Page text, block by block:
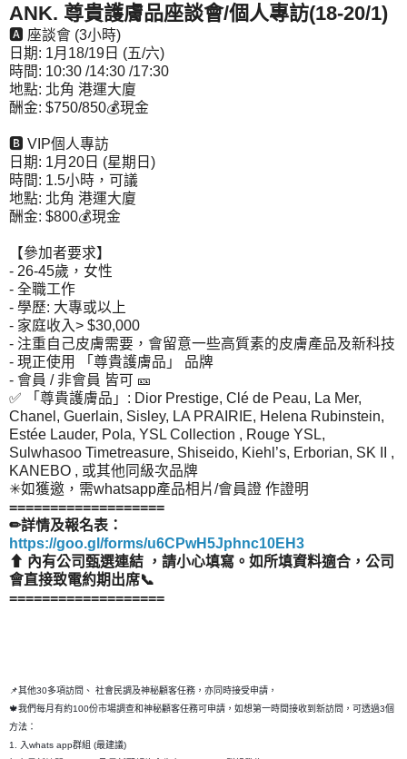
ANK. 尊貴護膚品座談會/個人專訪(18-20/1)
🅰 座談會​ (3小時)
日期: 1月18/19日 (五/六)
時間: 10:30 /14:30 /17:30
地點: 北角 港運大廈
酬金: $750/850💰現金
🅱 VIP個人專訪
日期: 1月20日 (星期日)
時間: 1.5小時，可議
地點: 北角 港運大廈
酬金: $800💰現金
【參加者要求】
- 26-45歲，女性
- 全職工作
- 學歷: 大專或以上
- 家庭收入> $30,000
- 注重自己皮膚需要，會留意一些高質素的皮膚產品及新科技
- 現正使用 「尊貴護膚品」 品牌
- 會員 / 非會員 皆可 🎫
✅ 「尊貴護膚品」: Dior Prestige, Clé de Peau, La Mer,
Chanel, Guerlain, Sisley, LA PRAIRIE, Helena Rubinstein,
Estée Lauder, Pola, YSL Collection , Rouge YSL,
Sulwhasoo Timetreasure, Shiseido, Kiehl’s, Erborian, SK II ,
KANEBO , 或其他同級次品牌
✳如獲邀，需whatsapp產品相片/會員證 作證明
===================
✏詳情及報名表：
https://goo.gl/forms/u6CPwH5Jphnc10EH3
⬆ 內有公司甄選連結 ，請小心填寫。如所填資料適合，公司
會直接致電約期出席📞
===================
📌其他30多項訪問、 社會民調及神秘顧客任務，亦同時接受申請，
🍁我們每月有約100份市場調查和神秘顧客任務可申請，如想第一時間接收到新訪問，可透過3個
方法：
1. 入whats app群組 (最建議)